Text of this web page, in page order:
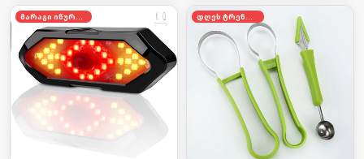
მარაგი იწურება დღეს ტრენდში